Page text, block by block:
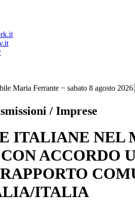
Maria Ferrante − sabato 8 agosto 2026
/ Imprese
ITALIANE NEL
ACCORDO
ITALIA